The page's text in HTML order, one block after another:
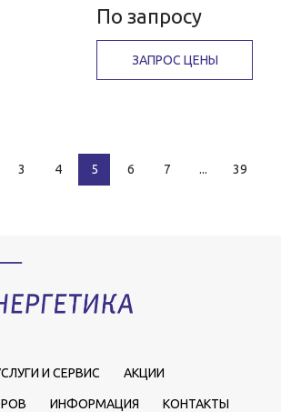
По запросу
ЗАПРОС ЦЕНЫ
3 4 5 6 7 ... 39
И СЕРВИС АКЦИИ
ИНФОРМАЦИЯ КОНТАКТЫ